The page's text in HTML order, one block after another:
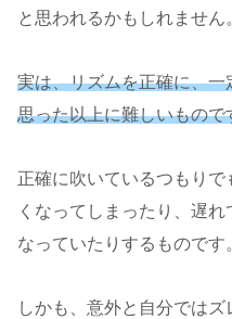
と思われるかもしれません
実は、リズムを正確に、
思った以上に難しいもので
正確に吹いているつもり
くなってしまったり、遅
なっていたりするものです
しかも、意外と自分では